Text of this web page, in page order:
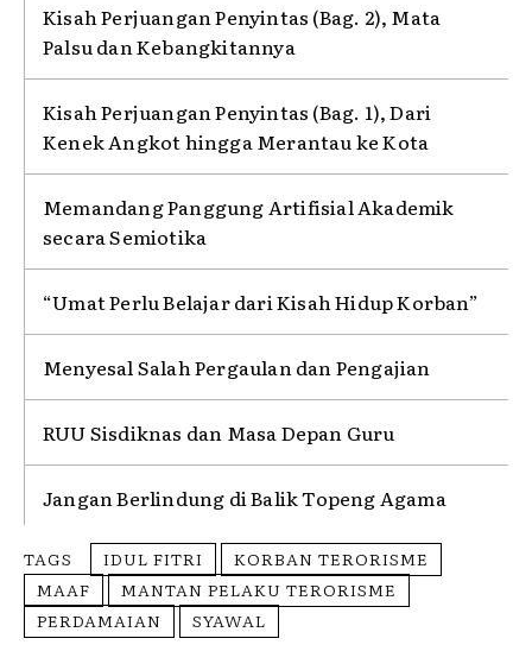
Kisah Perjuangan Penyintas (Bag. 2), Mata
Palsu dan Kebangkitannya
Kisah Perjuangan Penyintas (Bag. 1), Dari
Kenek Angkot hingga Merantau ke Kota
Memandang Panggung Artifisial Akademik
secara Semiotika
“Umat Perlu Belajar dari Kisah Hidup Korban”
Menyesal Salah Pergaulan dan Pengajian
RUU Sisdiknas dan Masa Depan Guru
Jangan Berlindung di Balik Topeng Agama
TAGS IDUL FITRI
KORBAN TERORISME
MAAF
MANTAN PELAKU TERORISME
PERDAMAIAN
SYAWAL